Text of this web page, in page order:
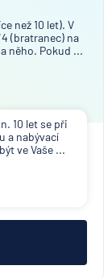
než 10 let). V
(bratranec) na
něho. Pokud ...
10 let se při
a nabývací
ve Vaše ...